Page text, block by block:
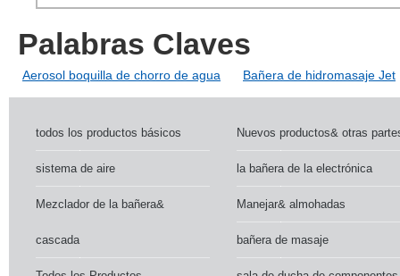
Palabras Claves
Aerosol boquilla de chorro de agua Bañera de hidromasaje Jet
todos los productos básicos Nuevos productos& otras
sistema de aire la bañera de la electrónica
Mezclador de la bañera&
cascada
Manejar& almohadas
bañera de masaje